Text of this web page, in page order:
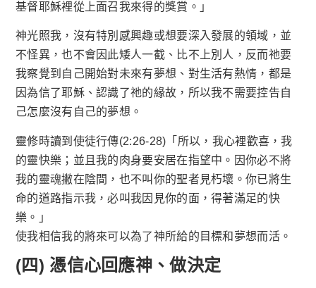
基督耶穌裡從上面召我來得的獎賞。」
神光照我，沒有特別感興趣或想要深入發展的領域，並
不怪異，也不會因此矮人一截、比不上別人，反而祂要
我察覺到自己開始對未來有夢想、對生活有熱情，都是
因為信了耶穌、認識了祂的緣故，所以我不需要控告自
己怎麼沒有自己的夢想。
靈修時讀到使徒行傳(2:26-28)「所以，我心裡歡喜，我
的靈快樂；並且我的肉身要安居在指望中。因你必不將
我的靈魂撇在陰間，也不叫你的聖者見朽壞。你已將生
命的道路指示我，必叫我因見你的面，得著滿足的快
樂。」
使我相信我的將來可以為了神所給的目標和夢想而活。
(四) 憑信心回應神、做決定